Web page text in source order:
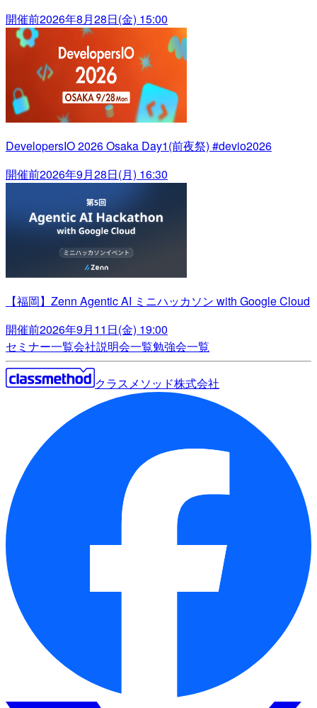
開催前2026年8月28日(金) 15:00
DevelopersIO 2026 Osaka Day1(前夜祭) #devio2026
開催前2026年9月28日(月) 16:30
【福岡】Zenn Agentic AI ミニハッカソン with Google Cloud
開催前2026年9月11日(金) 19:00
セミナー一覧会社説明会一覧勉強会一覧
クラスメソッド株式会社